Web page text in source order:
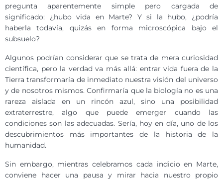
pregunta aparentemente simple pero cargada de
significado: ¿hubo vida en Marte? Y si la hubo, ¿podría
haberla todavía, quizás en forma microscópica bajo el
subsuelo?
Algunos podrían considerar que se trata de mera curiosidad
científica, pero la verdad va más allá: entrar vida fuera de la
Tierra transformaría de inmediato nuestra visión del universo
y de nosotros mismos. Confirmaría que la biología no es una
rareza aislada en un rincón azul, sino una posibilidad
extraterrestre, algo que puede emerger cuando las
condiciones son las adecuadas. Sería, hoy en día, uno de los
descubrimientos más importantes de la historia de la
humanidad.
Sin embargo, mientras celebramos cada indicio en Marte,
conviene hacer una pausa y mirar hacia nuestro propio